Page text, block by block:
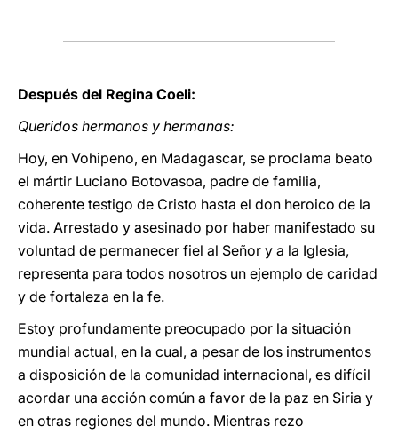
Después del Regina Coeli:
Queridos hermanos y hermanas:
Hoy, en Vohipeno, en Madagascar, se proclama beato
el mártir Luciano Botovasoa, padre de familia,
coherente testigo de Cristo hasta el don heroico de la
vida. Arrestado y asesinado por haber manifestado su
voluntad de permanecer fiel al Señor y a la Iglesia,
representa para todos nosotros un ejemplo de caridad
y de fortaleza en la fe.
Estoy profundamente preocupado por la situación
mundial actual, en la cual, a pesar de los instrumentos
a disposición de la comunidad internacional, es difícil
acordar una acción común a favor de la paz en Siria y
en otras regiones del mundo. Mientras rezo